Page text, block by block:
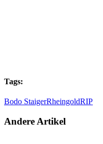
Tags:
Bodo StaigerRheingoldRIP
Andere Artikel